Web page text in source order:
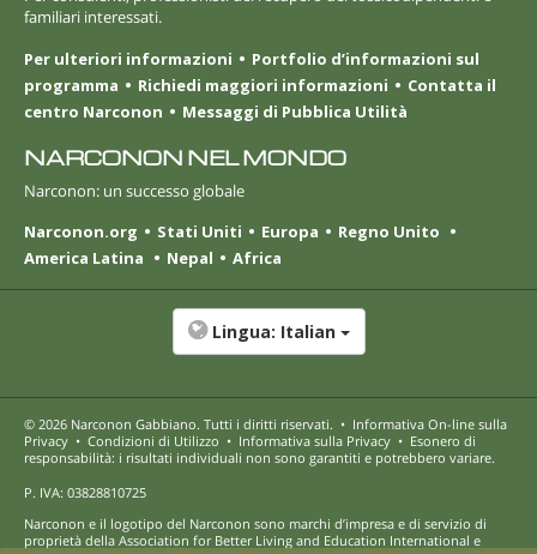
familiari interessati.
Per ulteriori informazioni
Portfolio d’informazioni sul
programma
Richiedi maggiori informazioni
Contatta il
centro Narconon
Messaggi di Pubblica Utilità
NARCONON NEL MONDO
Narconon: un successo globale
Narconon.org
Stati Uniti Europa
Regno Unito
America Latina
Nepal Africa
Lingua: Italian
© 2026 Narconon Gabbiano. Tutti i diritti riservati. • Informativa On-line sulla
Privacy • Condizioni di Utilizzo • Informativa sulla Privacy • Esonero di
responsabilità: i risultati individuali non sono garantiti e potrebbero variare.
P. IVA: 03828810725
Narconon e il logotipo del Narconon sono marchi d’impresa e di servizio di
proprietà della Association for Better Living and Education International e